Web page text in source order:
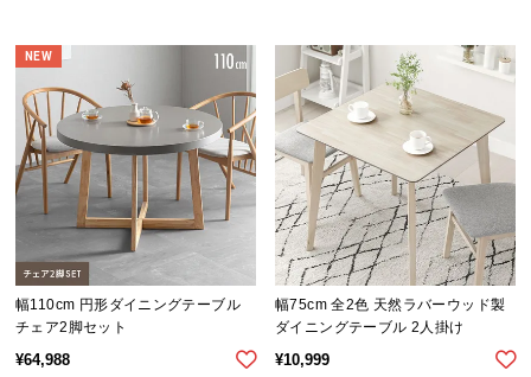
か
ら
ョ
ッ
ン
幅110cm 円形ダイニングテーブル
チェア2脚セット
¥64,988
NEW
幅75cm 全2色 天然ラバーウッド製
ダイニングテーブル 2人掛け
¥10,999